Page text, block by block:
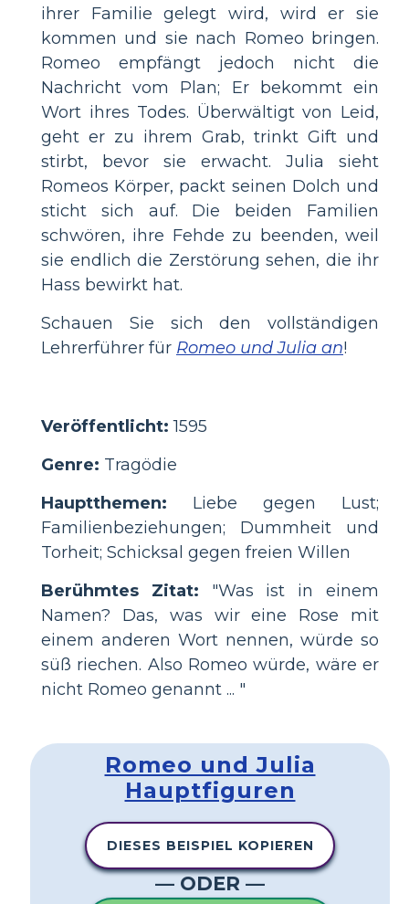
ihrer Familie gelegt wird, wird er sie
kommen und sie nach Romeo bringen.
Romeo empfängt jedoch nicht die
Nachricht vom Plan; Er bekommt ein
Wort ihres Todes. Überwältigt von Leid,
geht er zu ihrem Grab, trinkt Gift und
stirbt, bevor sie erwacht. Julia sieht
Romeos Körper, packt seinen Dolch und
sticht sich auf. Die beiden Familien
schwören, ihre Fehde zu beenden, weil
sie endlich die Zerstörung sehen, die ihr
Hass bewirkt hat.
Schauen Sie sich den vollständigen
Lehrerführer für Romeo und Julia an!
Veröffentlicht: 1595
Genre: Tragödie
Hauptthemen: Liebe gegen Lust;
Familienbeziehungen; Dummheit und
Torheit; Schicksal gegen freien Willen
Berühmtes Zitat: "Was ist in einem
Namen? Das, was wir eine Rose mit
einem anderen Wort nennen, würde so
süß riechen. Also Romeo würde, wäre er
nicht Romeo genannt ... "
Romeo und Julia
Hauptfiguren
DIESES BEISPIEL KOPIEREN
— ODER —